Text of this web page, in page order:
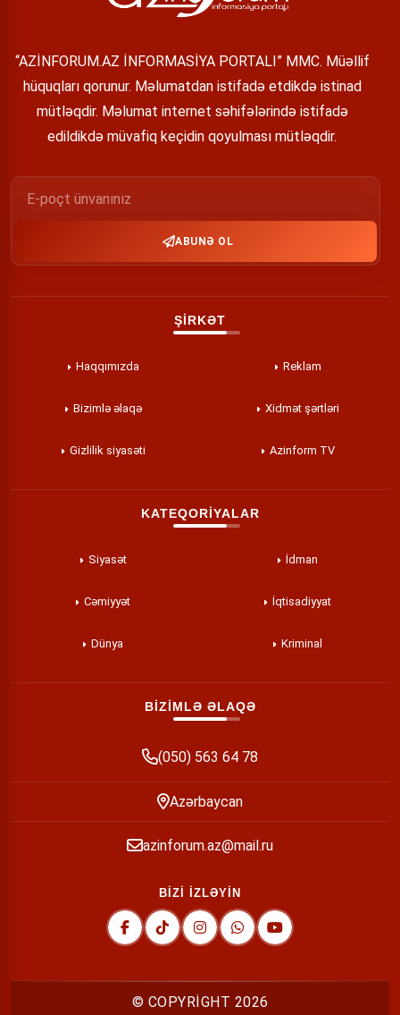
“AZİNFORUM.AZ İNFORMASİYA PORTALI” MMC. Müəllif
hüquqları qorunur. Məlumatdan istifadə etdikdə istinad
mütləqdir. Məlumat internet səhifələrində istifadə
edildikdə müvafiq keçidin qoyulması mütləqdir.
ABUNƏ OL
ŞİRKƏT
Haqqımızda Reklam
Bizimlə əlaqə Xidmət şərtləri
Gizlilik siyasəti Azinform TV
KATEQORİYALAR
Siyasət İdman
Cəmiyyət İqtisadiyyat
Dünya Kriminal
BİZİMLƏ ƏLAQƏ
(050) 563 64 78
Azərbaycan
azinforum.az@mail.ru
BİZİ İZLƏYİN
© COPYRİGHT 2026